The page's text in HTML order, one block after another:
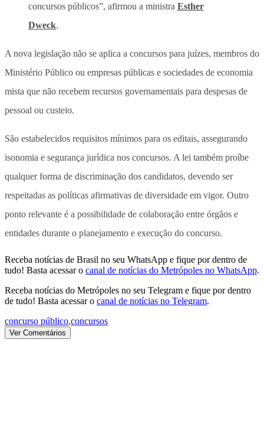
concursos públicos”, afirmou a ministra Esther
Dweck.
A nova legislação não se aplica a concursos para juízes, membros do
Ministério Público ou empresas públicas e sociedades de economia
mista que não recebem recursos governamentais para despesas de
pessoal ou custeio.
São estabelecidos requisitos mínimos para os editais, assegurando
isonomia e segurança jurídica nos concursos. A lei também proíbe
qualquer forma de discriminação dos candidatos, devendo ser
respeitadas as políticas afirmativas de diversidade em vigor. Outro
ponto relevante é a possibilidade de colaboração entre órgãos e
entidades durante o planejamento e execução do concurso.
Receba notícias de Brasil no seu WhatsApp e fique por dentro de
tudo! Basta acessar o canal de notícias do Metrópoles no WhatsApp.
Receba notícias do Metrópoles no seu Telegram e fique por dentro
de tudo! Basta acessar o canal de notícias no Telegram.
concurso público,concursos
Ver Comentários